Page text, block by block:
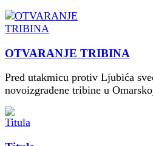
OTVARANJE TRIBINA
Pred utakmicu protiv Ljubića
novoizgrađene tribine u